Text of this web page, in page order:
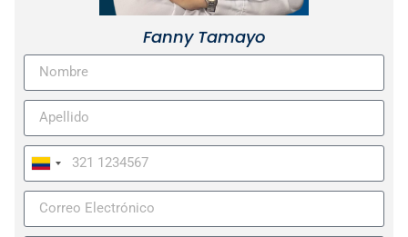
Fanny Tamayo
Colombia
+57